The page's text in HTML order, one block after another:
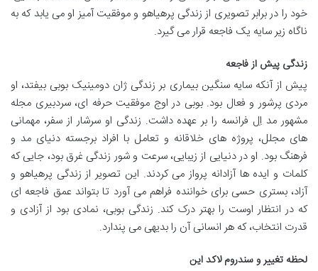
خود را در برابر تصویری از زندگی پرهیاهو و موفقیت آمیز او می یابد که به
ناگاه زیر سایه یک فاجعه قرار می گیرد.
زندگی پیش از فاجعه
پیش از آنکه سایه سنگین بیماری بر زندگی ژان دومینیک بوبی بیفتد، او
مردی پرشور و فعال بود. بوبی در اوج موفقیت حرفه ای، سردبیری مجله
مشهور مد اِل فرانسه را بر عهده داشت. زندگی او سرشار از سفر، مهمانی
های مجلل، پروژه های خلاقانه و تعامل با افراد برجسته دنیای مد و
فرهنگ بود. او در دنیایی از زیبایی، سرعت و شور زندگی غرق بود، جایی که
کلمات و ایده ها آزادانه پرواز می کردند. این تصویر از زندگی پرهیاهو و
آزاد، بستری حسی برای خواننده فراهم می آورد تا بتواند عمق فاجعه ای
که در انتظار اوست را بهتر درک کند. زندگی بوبی، نمادی بود از آزادی و
قدرت انتخاب، که هر انسانی آن را بدیهی می پندارد.
لحظه تغییر و سندروم لاکد این